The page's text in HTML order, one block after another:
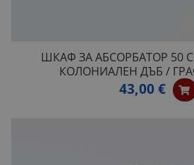
ШКАФ ЗА АБСОРБАТОР 50
КОЛОНИАЛЕН ДЪБ /
43,00 €